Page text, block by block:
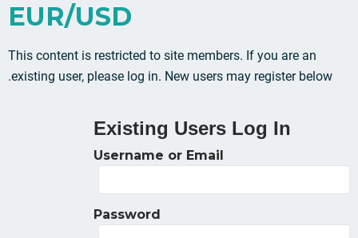
EUR/USD
This content is restricted to site members. If you are an
existing user, please log in. New users may register below.
Existing Users Log In
Username or Email
Password